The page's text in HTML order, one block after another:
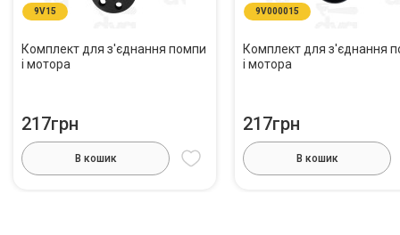
9V15
Комплект для з'єднання помпи
і мотора
217грн
В кошик
9V000015
Комплект для з'єднання
і мотора
217грн
В кошик